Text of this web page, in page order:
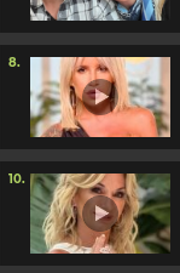
8.
10.